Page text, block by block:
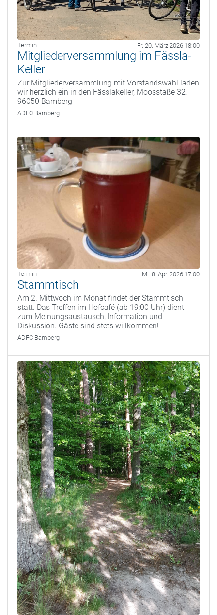
Termin Fr. 20. März 2026 18:00
Mitgliederversammlung im Fässla-
Keller
Zur Mitgliederversammlung mit Vorstandswahl laden
wir herzlich ein in den Fässlakeller, Moosstaße 32;
96050 Bamberg
ADFC Bamberg
Termin Mi. 8. Apr. 2026 17:00
Stammtisch
Am 2. Mittwoch im Monat findet der Stammtisch
statt. Das Treffen im Hofcafé (ab 19:00 Uhr) dient
zum Meinungsaustausch, Information und
Diskussion. Gäste sind stets willkommen!
ADFC Bamberg